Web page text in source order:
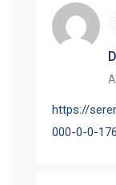
https://
000-0-0-